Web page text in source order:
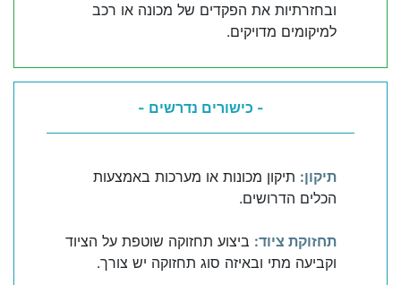
ובחזרתיות את הפקדים של מכונה או רכב
למיקומים מדויקים.
- כישורים נדרשים -
תיקון: תיקון מכונות או מערכות באמצעות
הכלים הדרושים.
תחזוקת ציוד: ביצוע תחזוקה שוטפת על הציוד
וקביעה מתי ובאיזה סוג תחזוקה יש צורך.